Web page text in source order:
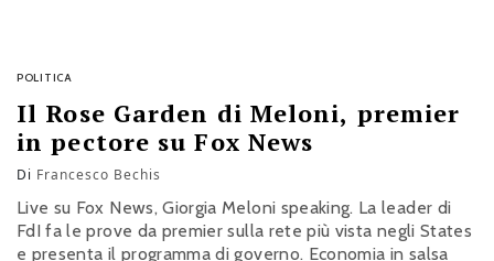
POLITICA
Il Rose Garden di Meloni, premier
in pectore su Fox News
Di Francesco Bechis
Live su Fox News, Giorgia Meloni speaking. La leader di
FdI fa le prove da premier sulla rete più vista negli States
e presenta il programma di governo. Economia in salsa